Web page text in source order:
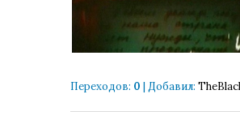
Переходов: 0 | Добавил: